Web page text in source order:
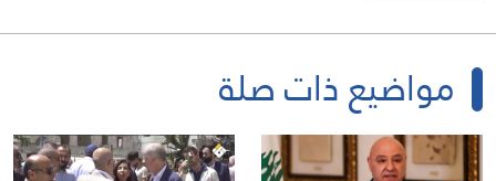
مواضيع ذات صلة